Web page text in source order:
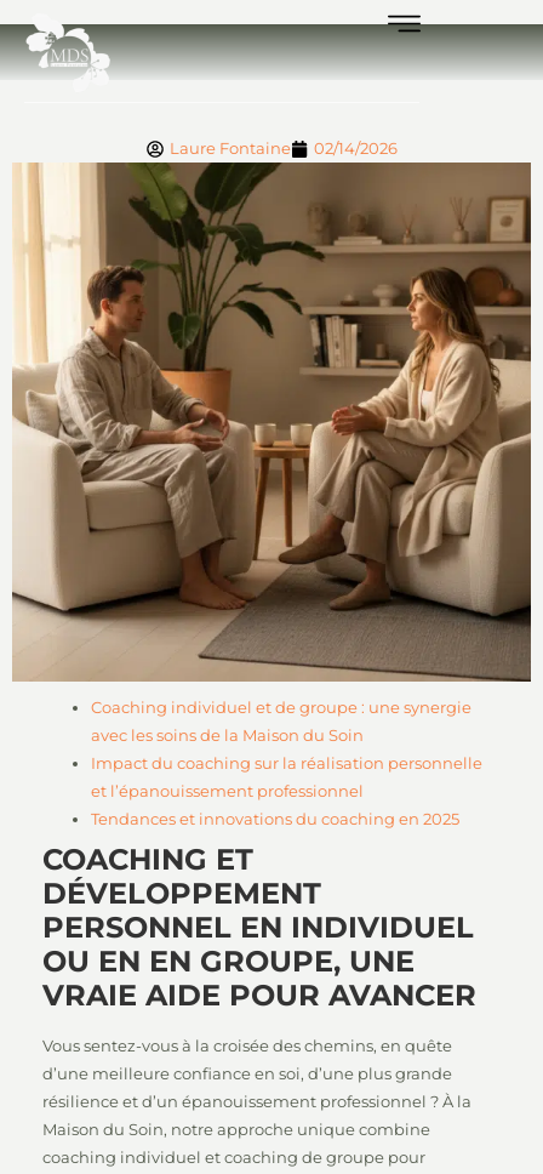
Laure Fontaine 02/14/2026
Coaching individuel et de groupe : une synergie
avec les soins de la Maison du Soin
Impact du coaching sur la réalisation personnelle
et l’épanouissement professionnel
Tendances et innovations du coaching en 2025
COACHING ET
DÉVELOPPEMENT
PERSONNEL EN INDIVIDUEL
OU EN EN GROUPE, UNE
VRAIE AIDE POUR AVANCER
Vous sentez-vous à la croisée des chemins, en quête
d’une meilleure confiance en soi, d’une plus grande
résilience et d’un épanouissement professionnel ? À la
Maison du Soin, notre approche unique combine
coaching individuel et coaching de groupe pour